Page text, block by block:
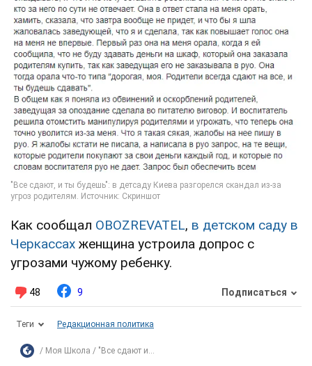
Как сообщал OBOZREVATEL, в детском саду в
Черкассах женщина устроила допрос с
угрозами чужому ребенку.
48 9 Подписаться
Теги Редакционная политика
Моя Школа "Все сдают и...